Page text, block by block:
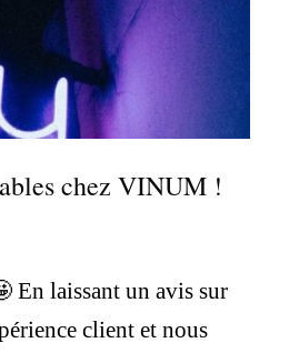
chez VINUM !
En laissant un avis sur
client et nous